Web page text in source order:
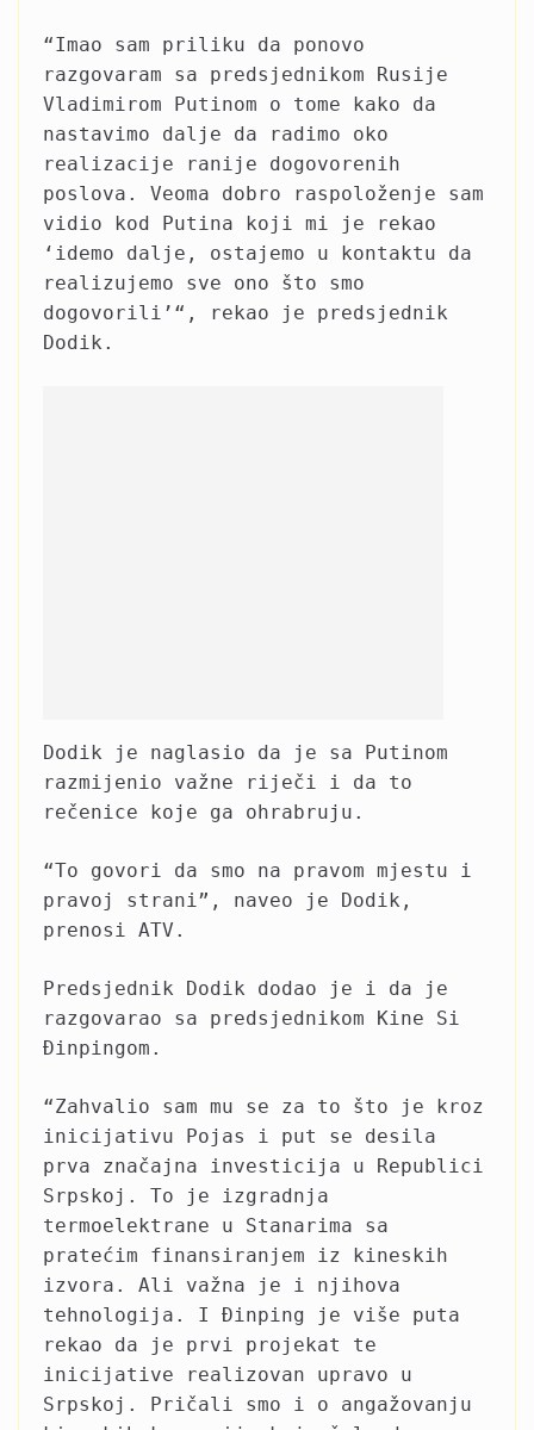
“Imao sam priliku da ponovo
razgovaram sa predsjednikom Rusije
Vladimirom Putinom o tome kako da
nastavimo dalje da radimo oko
realizacije ranije dogovorenih
poslova. Veoma dobro raspoloženje sam
vidio kod Putina koji mi je rekao
‘idemo dalje, ostajemo u kontaktu da
realizujemo sve ono što smo
dogovorili’“, rekao je predsjednik
Dodik.
Dodik je naglasio da je sa Putinom
razmijenio važne riječi i da to
rečenice koje ga ohrabruju.
“To govori da smo na pravom mjestu i
pravoj strani”, naveo je Dodik,
prenosi ATV.
Predsjednik Dodik dodao je i da je
razgovarao sa predsjednikom Kine Si
Đinpingom.
“Zahvalio sam mu se za to što je kroz
inicijativu Pojas i put se desila
prva značajna investicija u Republici
Srpskoj. To je izgradnja
termoelektrane u Stanarima sa
pratećim finansiranjem iz kineskih
izvora. Ali važna je i njihova
tehnologija. I Đinping je više puta
rekao da je prvi projekat te
inicijative realizovan upravo u
Srpskoj. Pričali smo i o angažovanju